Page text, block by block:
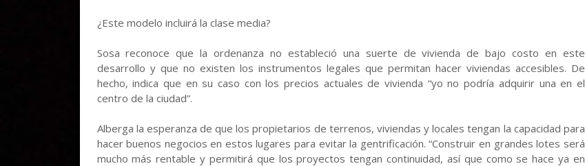
¿Este modelo incluirá la clase media?
Sosa reconoce que la ordenanza no estableció una suerte de vivienda de bajo costo en este
desarrollo y que no existen los instrumentos legales que permitan hacer viviendas accesibles. De
hecho, indica que en su caso con los precios actuales de vivienda “yo no podría adquirir una en el
centro de la ciudad”.
Alberga la esperanza de que los propietarios de terrenos, viviendas y locales tengan la capacidad para
hacer buenos negocios en estos lugares para evitar la gentrificación. “Construir en grandes lotes será
mucho más rentable y permitirá que los proyectos tengan continuidad, así que como se hace ya en